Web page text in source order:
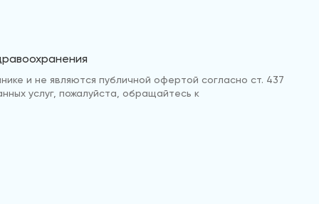
и не являются публичной офертой согласно ст. 437
услуг, пожалуйста, обращайтесь к